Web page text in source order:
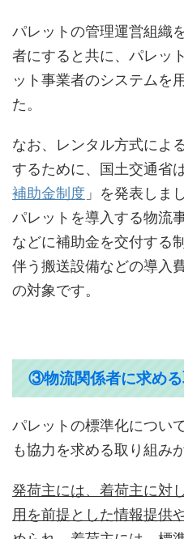
パレットの管理運営組織
者にすると共に、パレッ
ット事業者のシステムを
た。
なお、レンタル方式によ
するために、国土交通省
補助金制度 」を発表しま
パレットを導入する物流
などに補助金を交付する
伴う搬送設備などの導入
の対象です。
③物流関係者に求め
パレットの標準化につい
も協力を求める取り組み
発荷主には、着荷主に対
用を前提とした情報提供